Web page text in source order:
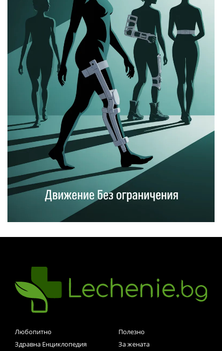
Любопитно
Полезно
Здравна Енциклопедия
За жената